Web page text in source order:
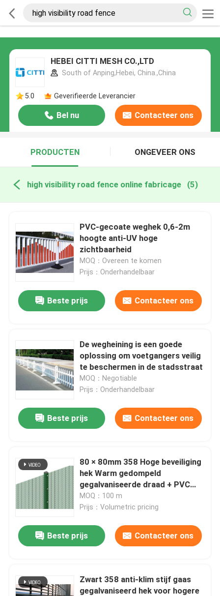
HEBEI CITTI MESH CO.,LTD
South of Anping,Hebei, China.,China
5.0 Geverifieerde Leverancier
Bel nu Contacteer ons
PRODUCTEN ONGEVEER ONS
high visibility road fence online fabricage (5)
PVC-gecoate weghek 0,6-2m
hoogte anti-UV hoge
zichtbaarheid
MOQ：Overeen te komen
Prijs：Onderhandelbaar
Beste prijs Contacteer ons
De wegheining is een goede
oplossing om voetgangers veilig
te beschermen in de stadsstraat
MOQ：Negotiable
Prijs：Onderhandelbaar
Beste prijs Contacteer ons
80 × 80mm 358 Hoge beveiliging
hek Warm gedompeld
gegalvaniseerde draad + PVC
geschilderd stijf
MOQ：100 m
Prijs：Volumetric pricing
Beste prijs Contacteer ons
Zwart 358 anti-klim stijf gaas
gegalvaniseerd hek voor hogere